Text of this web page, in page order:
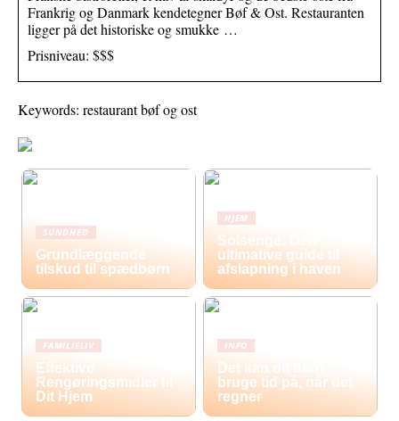
Frankrig og Danmark kendetegner Bøf & Ost. Restauranten
ligger på det historiske og smukke …
Prisniveau: $$$
Keywords: restaurant bøf og ost
SUNDHED
Grundlæggende
tilskud til spædbørn
HJEM
Solsenge: Den
ultimative guide til
afslapning i haven
FAMILIELIV
Effektive
Rengøringsmidler til
Dit Hjem
INFO
Det kan dit barn
bruge tid på, når det
regner